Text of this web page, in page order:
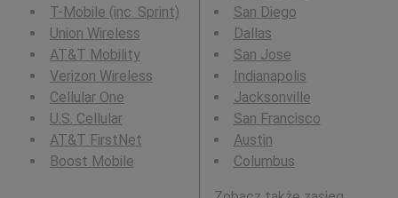
T-Mobile (inc. Sprint)
Union Wireless
AT&T Mobility
Verizon Wireless
Cellular One
U.S. Cellular
AT&T FirstNet
Boost Mobile
San Diego
Dallas
San Jose
Indianapolis
Jacksonville
San Francisco
Austin
Columbus